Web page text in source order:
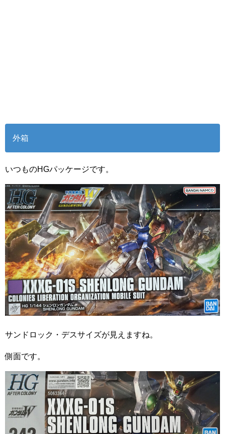
外箱
いつものHGパッケージです。
サンドロック・デスサイズが見えますね。
側面です。